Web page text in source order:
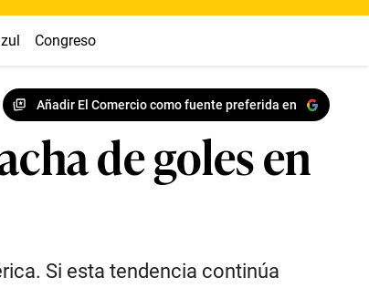
Congreso
Añadir El Comercio como fuente preferida en
de goles en
Si esta tendencia continúa